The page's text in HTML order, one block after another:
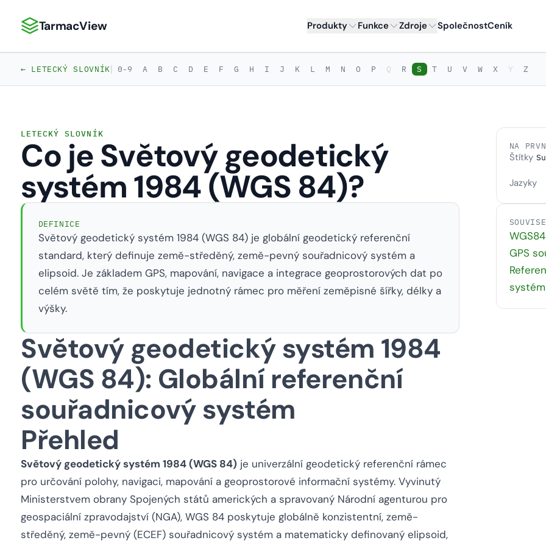
TarmacView: Precizní letecká analytika
TarmacView Produkty Funkce Zdroje SpolečnostCeník
← LETECKÝ SLOVNÍK| 0-9 A B C D E F G H I J K L M N O P Q R S T U V W X Y Z
LETECKÝ SLOVNÍK
Co je Světový geodetický
systém 1984 (WGS 84)?
DEFINICE
Světový geodetický systém 1984 (WGS 84) je globální geodetický referenční
standard, který definuje země-středěný, země-pevný souřadnicový systém a
elipsoid. Je základem GPS, mapování, navigace a integrace geoprostorových dat po
celém světě tím, že poskytuje jednotný rámec pro měření zeměpisné šířky, délky a
výšky.
Světový geodetický systém 1984
(WGS 84): Globální referenční
souřadnicový systém
Přehled
Světový geodetický systém 1984 (WGS 84) je univerzální geodetický referenční rámec
pro určování polohy, navigaci, mapování a geoprostorové informační systémy. Vyvinutý
Ministerstvem obrany Spojených států amerických a spravovaný Národní agenturou pro
geospaciální zpravodajství (NGA), WGS 84 poskytuje globálně konzistentní, země-
středěný, země-pevný (ECEF) souřadnicový systém a matematicky definovaný elipsoid,
NA
Štítky
Jazyky
GPS